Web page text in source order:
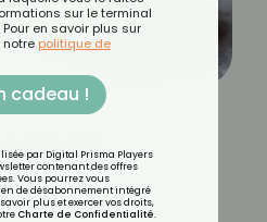
ils
sur le terminal
en savoir plus sur
notre politique de
cadeau !
par Digital Prisma Players
contenant des offres
Vous pourrez vous
de désabonnement intégré
plus et exercer vos droits,
Charte de Confidentialité.